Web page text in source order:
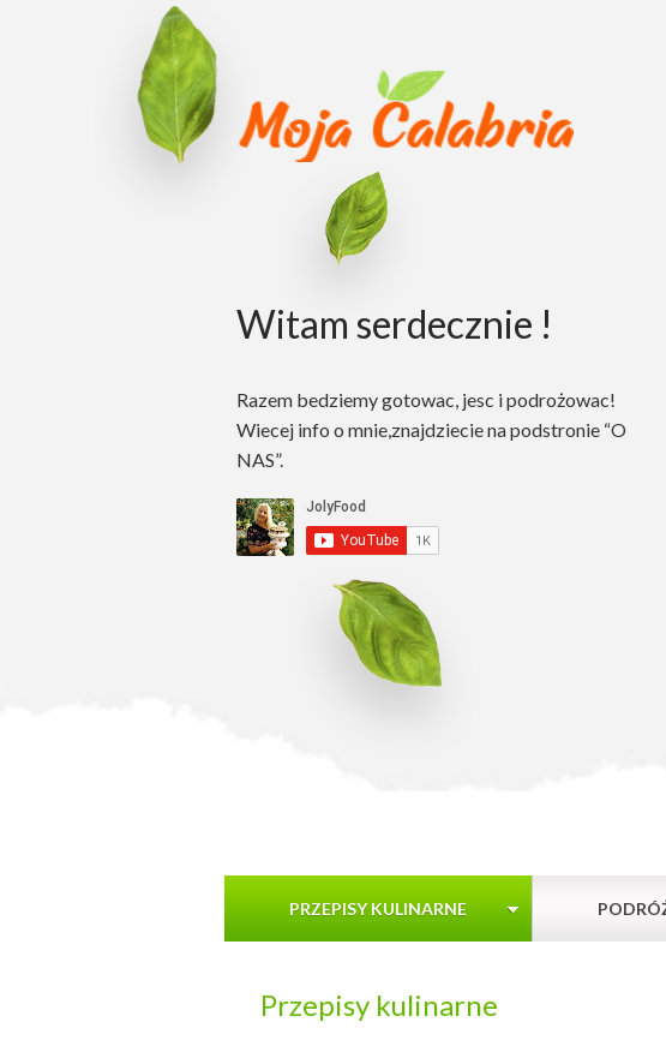
Witam serdecznie !
Razem bedziemy gotowac, jesc i podrożowac!
Wiecej info o mnie,znajdziecie na podstronie “O
NAS”.
PRZEPISY KULINARNE
Przepisy kulinarne